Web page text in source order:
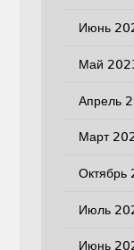
Июнь
Май
Апрель
Март
Октябрь
Июль
Июнь